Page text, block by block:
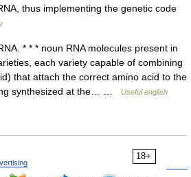
thus implementing the genetic code
* * * noun RNA molecules present in
each variety capable of combining
that attach the correct amino acid to the
synthesized at the… …
Useful english
18+